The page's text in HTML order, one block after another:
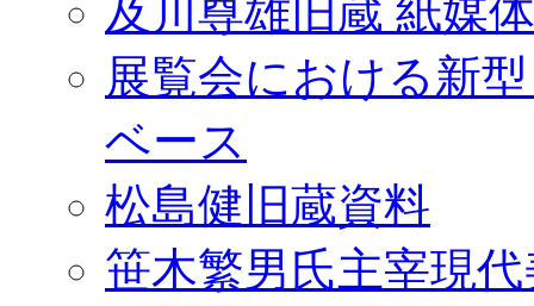
及川尊雄旧蔵 紙媒
展覧会における新
ベース
松島健旧蔵資料
笹木繁男氏主宰現